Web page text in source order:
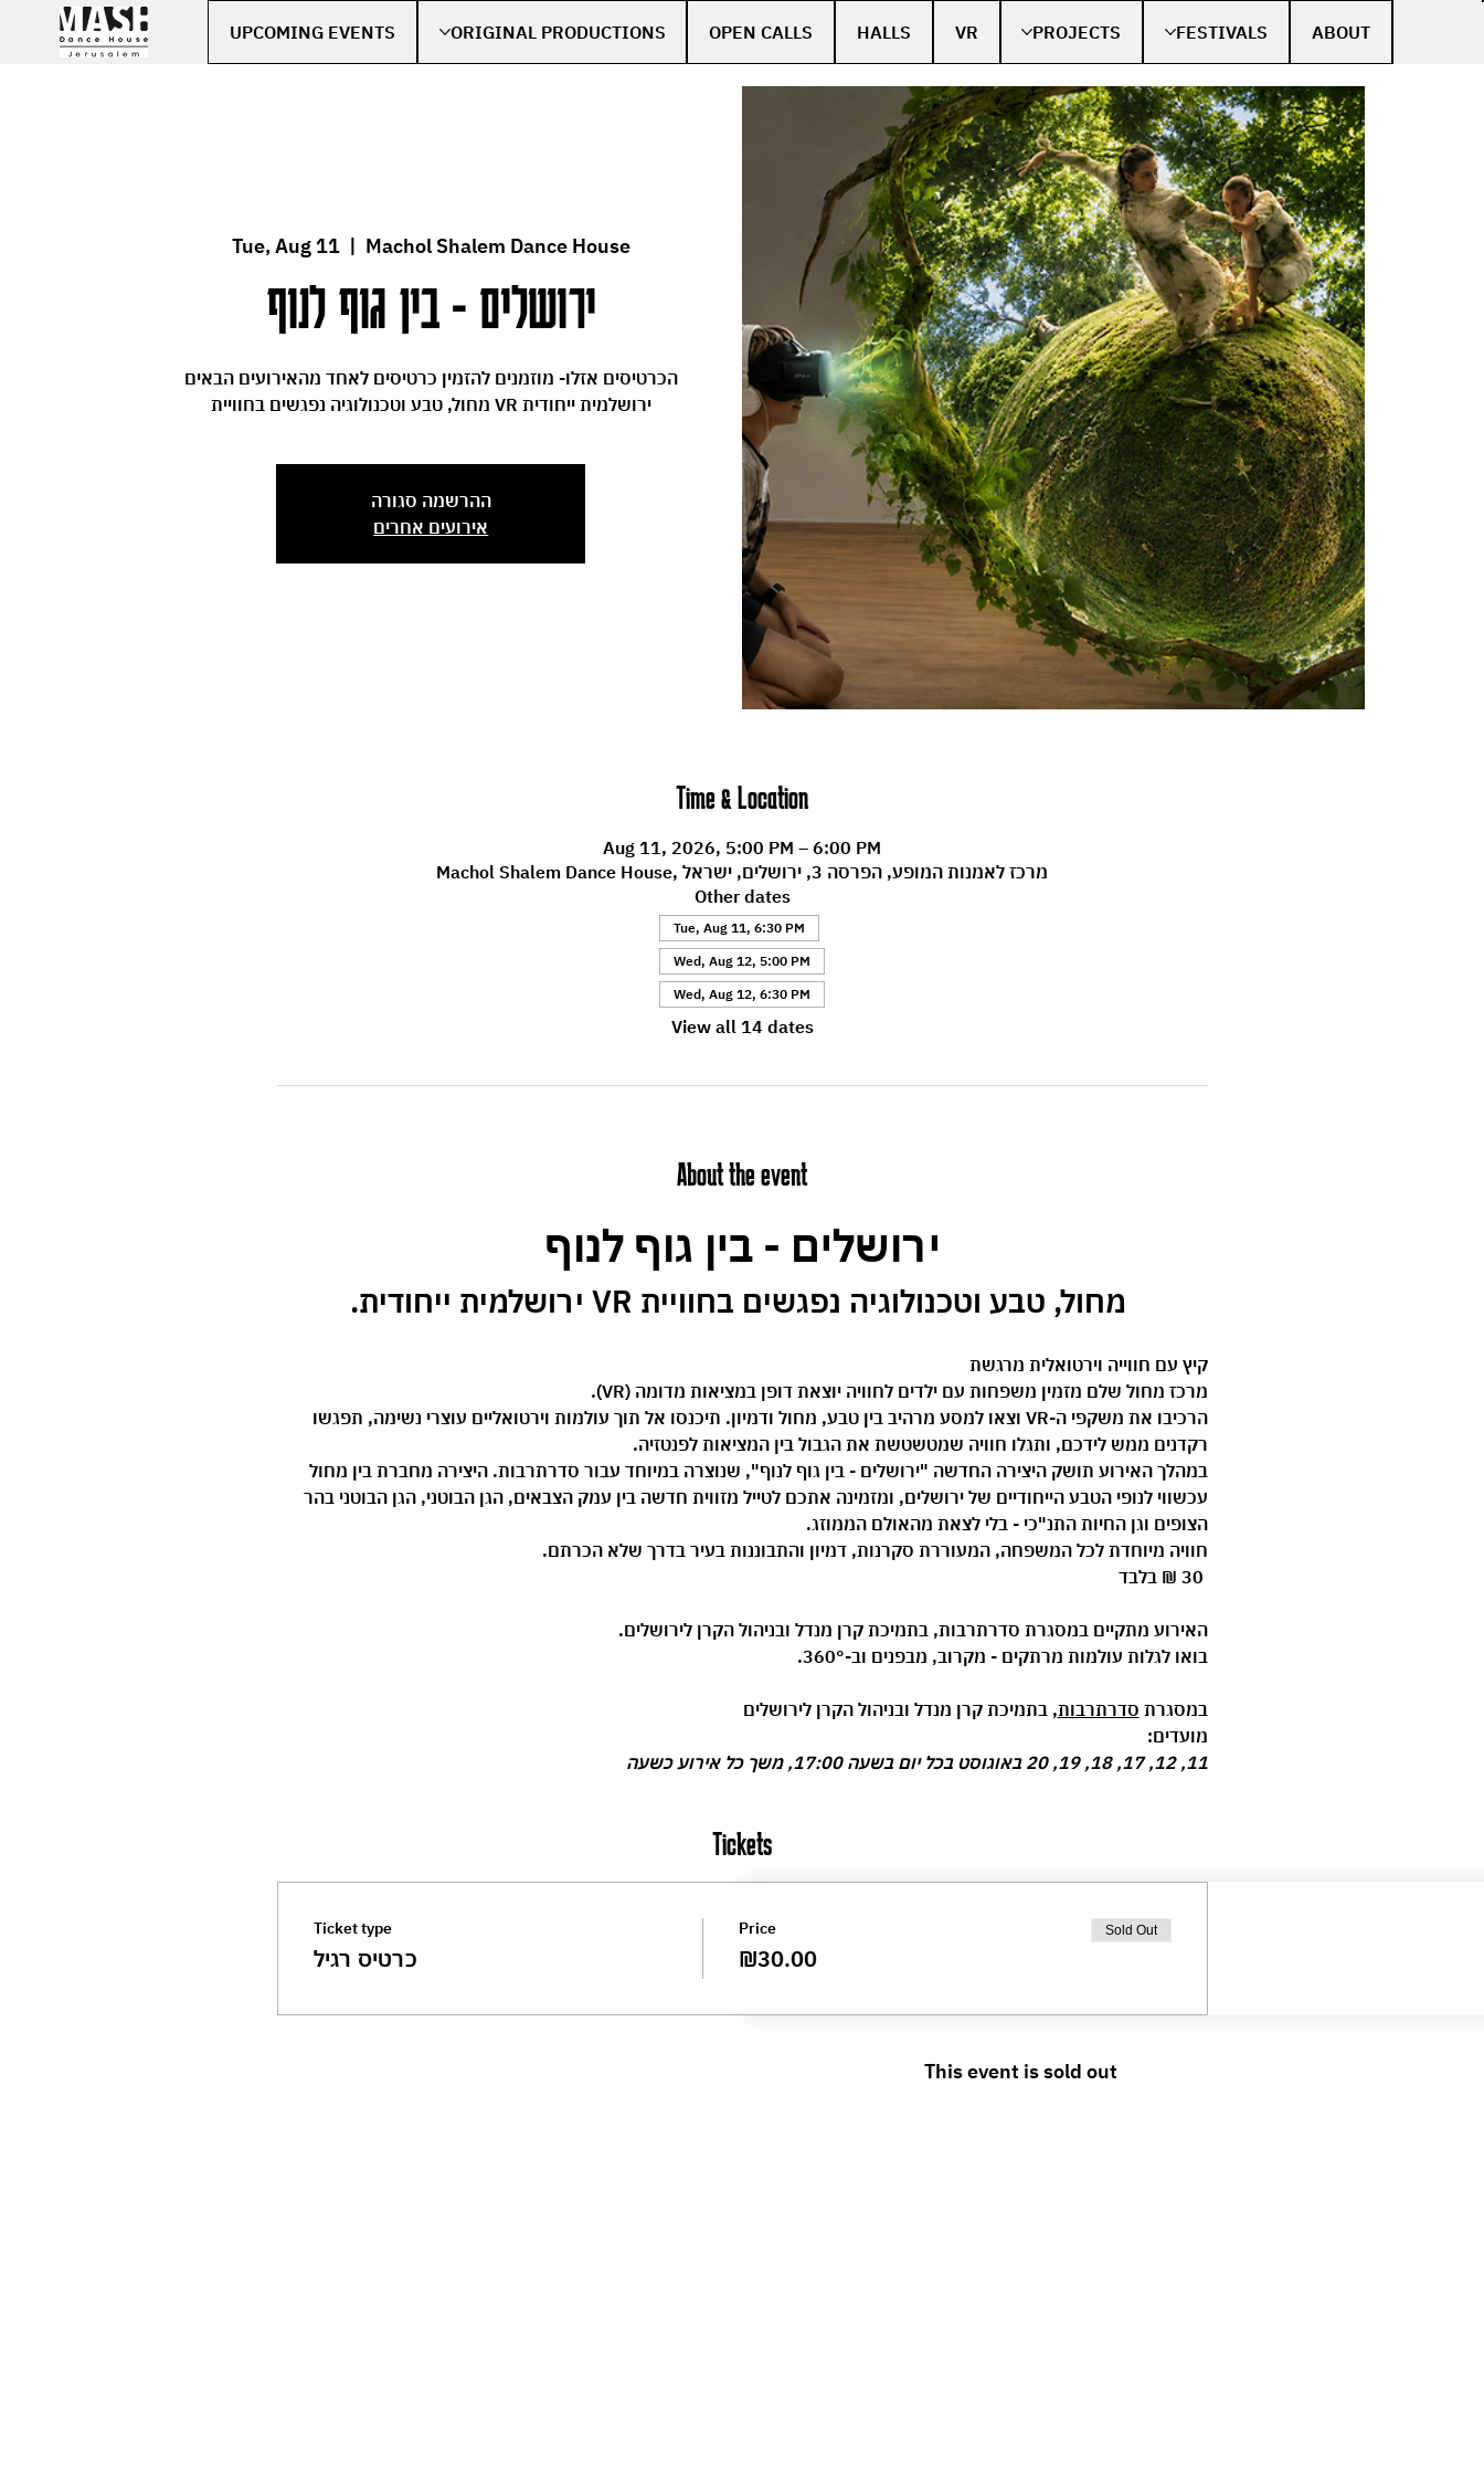
ABOUT
FESTIVALS
PROJECTS
VR
HALLS
OPEN CALLS
ORIGINAL PRODUCTIONS
UPCOMING EVENTS
Tue, Aug 11
  |
Machol Shalem Dance House
ירושלים - בין גוף לנוף
הכרטיסים אזלו- מוזמנים להזמין כרטיסים לאחד מהאירועים הבאים
מחול, טבע וטכנולוגיה נפגשים בחוויית VR ירושלמית ייחודית
ההרשמה סגורה
אירועים אחרים
Time & Location
Aug 11, 2026, 5:00 PM – 6:00 PM
Machol Shalem Dance House, מרכז לאמנות המופע, הפרסה 3, ירושלים, ישראל
Other dates
Tue, Aug 11, 6:30 PM
Wed, Aug 12, 5:00 PM
Wed, Aug 12, 6:30 PM
View all 14 dates
About the event
ירושלים - בין גוף לנוף
מחול, טבע וטכנולוגיה נפגשים בחוויית VR ירושלמית ייחודית.
קיץ עם חווייה וירטואלית מרגשת
מרכז מחול שלם מזמין משפחות עם ילדים לחוויה יוצאת דופן במציאות מדומה (VR).
הרכיבו את משקפי ה-VR וצאו למסע מרהיב בין טבע, מחול ודמיון. תיכנסו אל תוך עולמות וירטואליים עוצרי נשימה, תפגשו
רקדנים ממש לידכם, ותגלו חוויה שמטשטשת את הגבול בין המציאות לפנטזיה.
במהלך האירוע תושק היצירה החדשה "ירושלים - בין גוף לנוף", שנוצרה במיוחד עבור סדרתרבות. היצירה מחברת בין מחול
עכשווי לנופי הטבע הייחודיים של ירושלים, ומזמינה אתכם לטייל מזווית חדשה בין עמק הצבאים, הגן הבוטני, הגן הבוטני בהר
הצופים וגן החיות התנ"כי - בלי לצאת מהאולם הממוזג.
חוויה מיוחדת לכל המשפחה, המעוררת סקרנות, דמיון והתבוננות בעיר בדרך שלא הכרתם.
30 ₪ בלבד
האירוע מתקיים במסגרת סדרתרבות, בתמיכת קרן מנדל ובניהול הקרן לירושלים.
בואו לגלות עולמות מרתקים - מקרוב, מבפנים וב-360°.
במסגרת סדרתרבות, בתמיכת קרן מנדל ובניהול הקרן לירושלים
מועדים:
11, 12, 17, 18, 19, 20 באוגוסט בכל יום בשעה 17:00, משך כל אירוע כשעה
Tickets
Ticket type
כרטיס רגיל
Price
₪30.00
Sold Out
This event is sold out